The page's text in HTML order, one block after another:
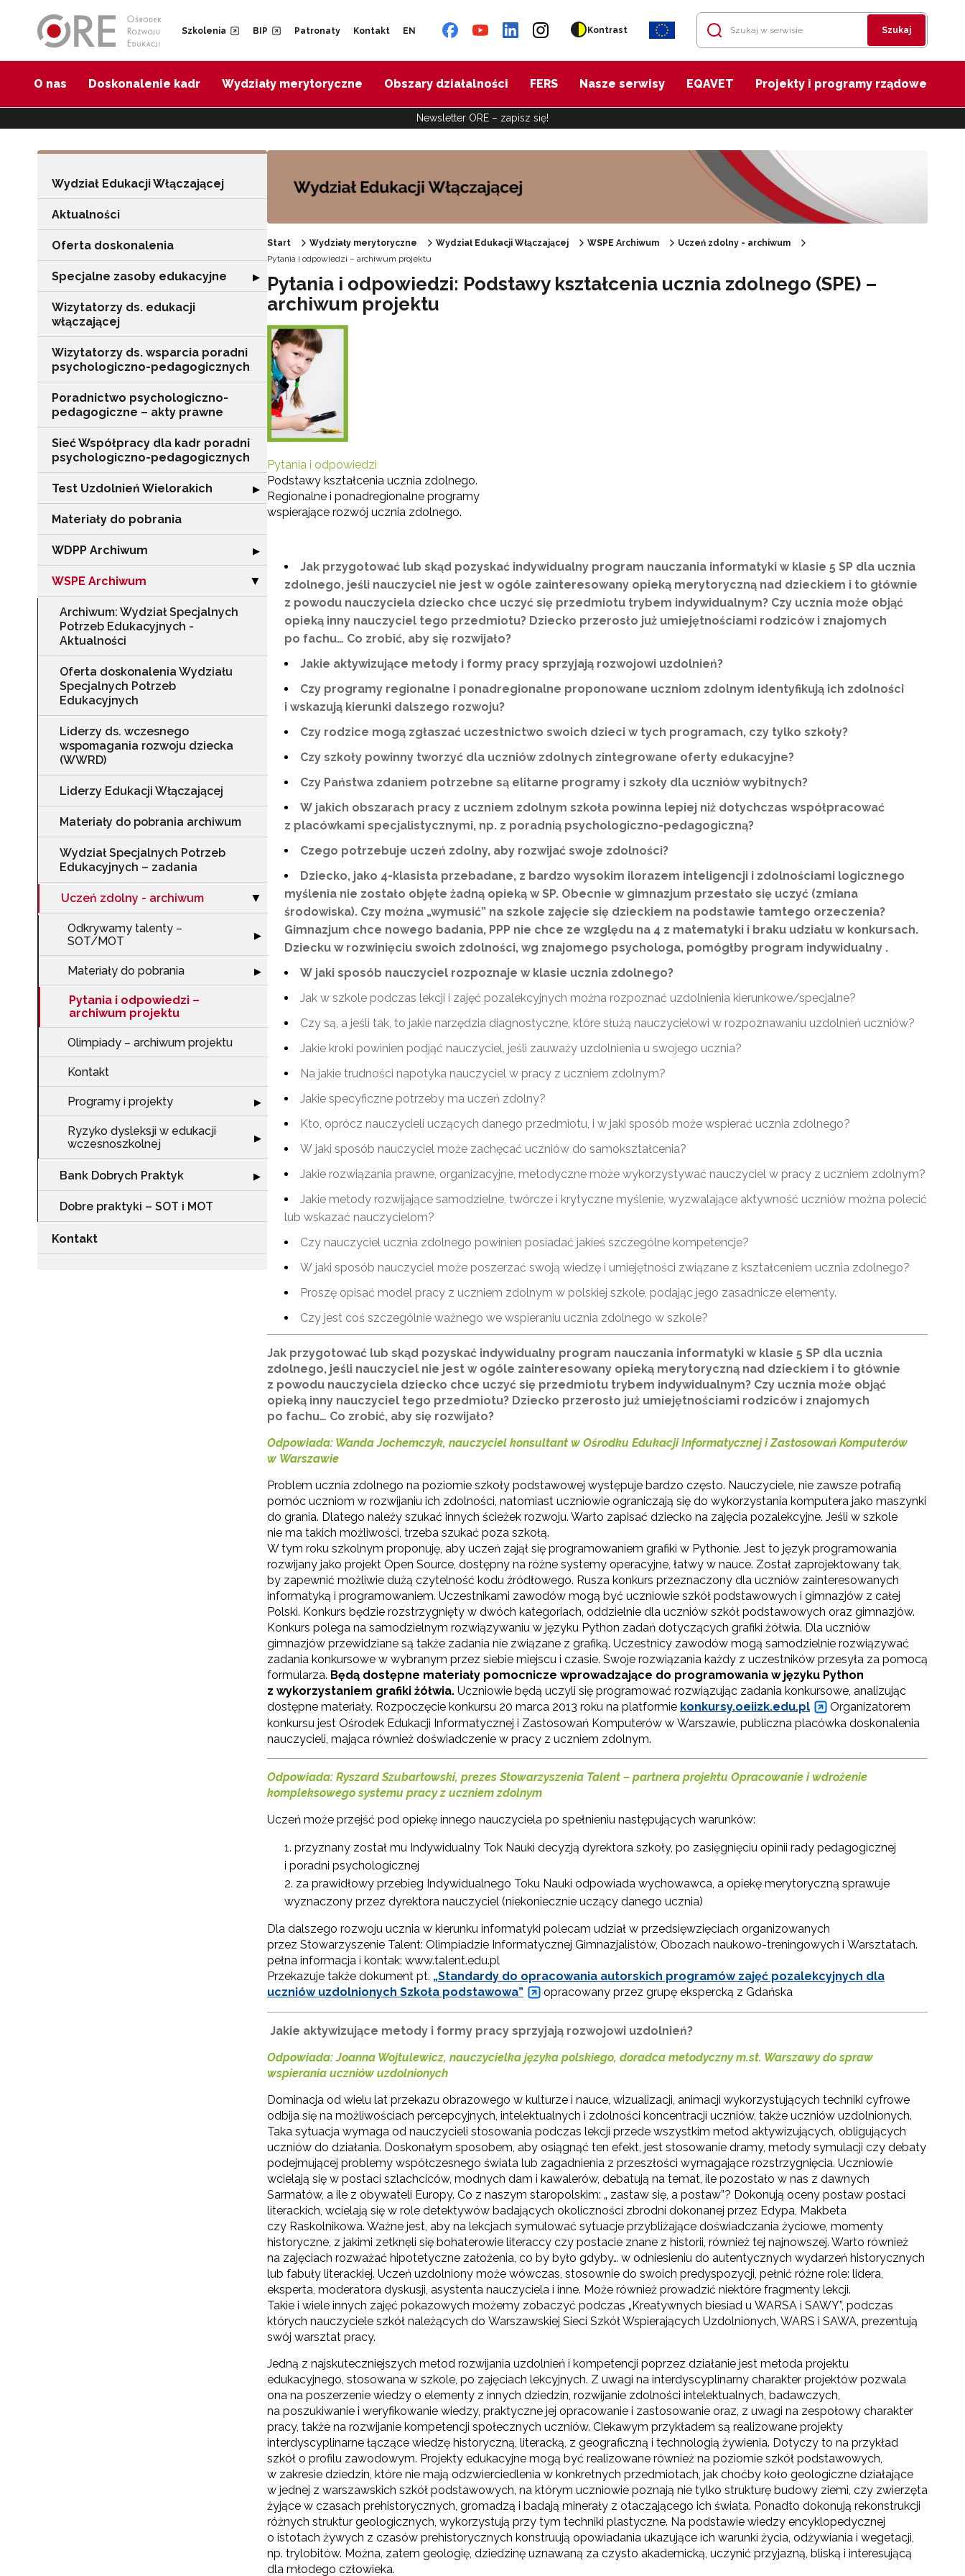
Szkolenia BIP Patronaty Kontakt EN Kontrast Szukaj
O nas Doskonalenie kadr Wydziały merytoryczne Obszary działalności FERS Nasze serwisy EQAVET Projekty i programy rządowe
Newsletter ORE – zapisz się!
Wydział Edukacji Włączającej
Aktualności
Oferta doskonalenia
Specjalne zasoby edukacyjne Rozwiń sekcję "Specjalne zasoby edukacyjne"
▶
Wizytatorzy ds. edukacji
włączającej
Wizytatorzy ds. wsparcia poradni
psychologiczno-pedagogicznych
Poradnictwo psychologiczno-
pedagogiczne – akty prawne
Sieć Współpracy dla kadr poradni
psychologiczno-pedagogicznych
Test Uzdolnień Wielorakich Rozwiń sekcję "Test Uzdolnień Wielorakich"
▶
Materiały do pobrania
WDPP Archiwum Rozwiń sekcję "WDPP Archiwum"
▶
WSPE Archiwum Zwiń sekcję "WSPE Archiwum"
▶
Archiwum: Wydział Specjalnych
Potrzeb Edukacyjnych -
Aktualności
Oferta doskonalenia Wydziału
Specjalnych Potrzeb
Edukacyjnych
Liderzy ds. wczesnego
wspomagania rozwoju dziecka
(WWRD)
Liderzy Edukacji Włączającej
Materiały do pobrania archiwum
Wydział Specjalnych Potrzeb
Edukacyjnych – zadania
Uczeń zdolny - archiwum Zwiń sekcję "Uczeń zdolny - archiwum"
▶
Odkrywamy talenty –
SOT/MOT
Rozwiń sekcję "Odkrywamy talenty – SOT/MOT"
▶
Materiały do pobrania Rozwiń sekcję "Materiały do pobrania"
▶
Pytania i odpowiedzi –
archiwum projektu
Olimpiady – archiwum projektu
Kontakt
Programy i projekty Rozwiń sekcję "Programy i projekty"
▶
Ryzyko dysleksji w edukacji
wczesnoszkolnej
Rozwiń sekcję "Ryzyko dysleksji w edukacji wczesnoszkolnej"
▶
Bank Dobrych Praktyk Rozwiń sekcję "Bank Dobrych Praktyk"
▶
Dobre praktyki – SOT i MOT
Kontakt
Start Wydziały merytoryczne Wydział Edukacji Włączającej WSPE Archiwum
Uczeń zdolny - archiwum
Pytania i odpowiedzi – archiwum projektu
Pytania i odpowiedzi: Podstawy kształcenia ucznia zdolnego (SPE) –
archiwum projektu
Pytania i odpowiedzi
Podstawy kształcenia ucznia zdolnego.
Regionalne i ponadregionalne programy
wspierające rozwój ucznia zdolnego.
Jak przygotować lub skąd pozyskać indywidualny program nauczania informatyki w klasie 5 SP dla ucznia
zdolnego, jeśli nauczyciel nie jest w ogóle zainteresowany opieką merytoryczną nad dzieckiem i to głównie
z powodu nauczyciela dziecko chce uczyć się przedmiotu trybem indywidualnym? Czy ucznia może objąć
opieką inny nauczyciel tego przedmiotu? Dziecko przerosło już umiejętnościami rodziców i znajomych
po fachu… Co zrobić, aby się rozwijało?
Jakie aktywizujące metody i formy pracy sprzyjają rozwojowi uzdolnień?
Czy programy regionalne i ponadregionalne proponowane uczniom zdolnym identyfikują ich zdolności
i wskazują kierunki dalszego rozwoju?
Czy rodzice mogą zgłaszać uczestnictwo swoich dzieci w tych programach, czy tylko szkoły?
Czy szkoły powinny tworzyć dla uczniów zdolnych zintegrowane oferty edukacyjne?
Czy Państwa zdaniem potrzebne są elitarne programy i szkoły dla uczniów wybitnych?
W jakich obszarach pracy z uczniem zdolnym szkoła powinna lepiej niż dotychczas współpracować
z placówkami specjalistycznymi, np. z poradnią psychologiczno-pedagogiczną?
Czego potrzebuje uczeń zdolny, aby rozwijać swoje zdolności?
Dziecko, jako 4-klasista przebadane, z bardzo wysokim ilorazem inteligencji i zdolnościami logicznego
myślenia nie zostało objęte żadną opieką w SP. Obecnie w gimnazjum przestało się uczyć (zmiana
środowiska). Czy można „wymusić” na szkole zajęcie się dzieckiem na podstawie tamtego orzeczenia?
Gimnazjum chce nowego badania, PPP nie chce ze względu na 4 z matematyki i braku udziału w konkursach.
Dziecku w rozwinięciu swoich zdolności, wg znajomego psychologa, pomógłby program indywidualny .
W jaki sposób nauczyciel rozpoznaje w klasie ucznia zdolnego?
Jak w szkole podczas lekcji i zajęć pozalekcyjnych można rozpoznać uzdolnienia kierunkowe/specjalne?
Czy są, a jeśli tak, to jakie narzędzia diagnostyczne, które służą nauczycielowi w rozpoznawaniu uzdolnień uczniów?
Jakie kroki powinien podjąć nauczyciel, jeśli zauważy uzdolnienia u swojego ucznia?
Na jakie trudności napotyka nauczyciel w pracy z uczniem zdolnym?
Jakie specyficzne potrzeby ma uczeń zdolny?
Kto, oprócz nauczycieli uczących danego przedmiotu, i w jaki sposób może wspierać ucznia zdolnego?
W jaki sposób nauczyciel może zachęcać uczniów do samokształcenia?
Jakie rozwiązania prawne, organizacyjne, metodyczne może wykorzystywać nauczyciel w pracy z uczniem zdolnym?
Jakie metody rozwijające samodzielne, twórcze i krytyczne myślenie, wyzwalające aktywność uczniów można polecić
lub wskazać nauczycielom?
Czy nauczyciel ucznia zdolnego powinien posiadać jakieś szczególne kompetencje?
W jaki sposób nauczyciel może poszerzać swoją wiedzę i umiejętności związane z kształceniem ucznia zdolnego?
Proszę opisać model pracy z uczniem zdolnym w polskiej szkole, podając jego zasadnicze elementy.
Czy jest coś szczególnie ważnego we wspieraniu ucznia zdolnego w szkole?
Jak przygotować lub skąd pozyskać indywidualny program nauczania informatyki w klasie 5 SP dla ucznia
zdolnego, jeśli nauczyciel nie jest w ogóle zainteresowany opieką merytoryczną nad dzieckiem i to głównie
z powodu nauczyciela dziecko chce uczyć się przedmiotu trybem indywidualnym? Czy ucznia może objąć
opieką inny nauczyciel tego przedmiotu? Dziecko przerosło już umiejętnościami rodziców i znajomych
po fachu… Co zrobić, aby się rozwijało?
Odpowiada: Wanda Jochemczyk, nauczyciel konsultant w Ośrodku Edukacji Informatycznej i Zastosowań Komputerów
w Warszawie
Problem ucznia zdolnego na poziomie szkoły podstawowej występuje bardzo często. Nauczyciele, nie zawsze potrafią
pomóc uczniom w rozwijaniu ich zdolności, natomiast uczniowie ograniczają się do wykorzystania komputera jako maszynki
do grania. Dlatego należy szukać innych ścieżek rozwoju. Warto zapisać dziecko na zajęcia pozalekcyjne. Jeśli w szkole
nie ma takich możliwości, trzeba szukać poza szkołą.
W tym roku szkolnym proponuję, aby uczeń zajął się programowaniem grafiki w Pythonie. Jest to język programowania
rozwijany jako projekt Open Source, dostępny na różne systemy operacyjne, łatwy w nauce. Został zaprojektowany tak,
by zapewnić możliwie dużą czytelność kodu źródłowego. Rusza konkurs przeznaczony dla uczniów zainteresowanych
informatyką i programowaniem. Uczestnikami zawodów mogą być uczniowie szkół podstawowych i gimnazjów z całej
Polski. Konkurs będzie rozstrzygnięty w dwóch kategoriach, oddzielnie dla uczniów szkół podstawowych oraz gimnazjów.
Konkurs polega na samodzielnym rozwiązywaniu w języku Python zadań dotyczących grafiki żółwia. Dla uczniów
gimnazjów przewidziane są także zadania nie związane z grafiką. Uczestnicy zawodów mogą samodzielnie rozwiązywać
zadania konkursowe w wybranym przez siebie miejscu i czasie. Swoje rozwiązania każdy z uczestników przesyła za pomocą
formularza. Będą dostępne materiały pomocnicze wprowadzające do programowania w języku Python
z wykorzystaniem grafiki żółwia. Uczniowie będą uczyli się programować rozwiązując zadania konkursowe, analizując
dostępne materiały. Rozpoczęcie konkursu 20 marca 2013 roku na platformie konkursy.oeiizk.edu.pl
Organizatorem
konkursu jest Ośrodek Edukacji Informatycznej i Zastosowań Komputerów w Warszawie, publiczna placówka doskonalenia
nauczycieli, mająca również doświadczenie w pracy z uczniem zdolnym.
Odpowiada: Ryszard Szubartowski, prezes Stowarzyszenia Talent – partnera projektu Opracowanie i wdrożenie
kompleksowego systemu pracy z uczniem zdolnym
Uczeń może przejść pod opiekę innego nauczyciela po spełnieniu następujących warunków:
przyznany został mu Indywidualny Tok Nauki decyzją dyrektora szkoły, po zasięgnięciu opinii rady pedagogicznej
i poradni psychologicznej
za prawidłowy przebieg Indywidualnego Toku Nauki odpowiada wychowawca, a opiekę merytoryczną sprawuje
wyznaczony przez dyrektora nauczyciel (niekoniecznie uczący danego ucznia)
Dla dalszego rozwoju ucznia w kierunku informatyki polecam udział w przedsięwzięciach organizowanych
przez Stowarzyszenie Talent: Olimpiadzie Informatycznej Gimnazjalistów, Obozach naukowo-treningowych i Warsztatach.
pełna informacja i kontak: www.talent.edu.pl
Przekazuje także dokument pt. „Standardy do opracowania autorskich programów zajęć pozalekcyjnych dla
uczniów uzdolnionych Szkoła podstawowa”
opracowany przez grupę ekspercką z Gdańska
Jakie aktywizujące metody i formy pracy sprzyjają rozwojowi uzdolnień?
Odpowiada: Joanna Wojtulewicz, nauczycielka języka polskiego, doradca metodyczny m.st. Warszawy do spraw
wspierania uczniów uzdolnionych
Dominacja od wielu lat przekazu obrazowego w kulturze i nauce, wizualizacji, animacji wykorzystujących techniki cyfrowe
odbija się na możliwościach percepcyjnych, intelektualnych i zdolności koncentracji uczniów, także uczniów uzdolnionych.
Taka sytuacja wymaga od nauczycieli stosowania podczas lekcji przede wszystkim metod aktywizujących, obligujących
uczniów do działania. Doskonałym sposobem, aby osiągnąć ten efekt, jest stosowanie dramy, metody symulacji czy debaty
podejmującej problemy współczesnego świata lub zagadnienia z przeszłości wymagające rozstrzygnięcia. Uczniowie
wcielają się w postaci szlachciców, modnych dam i kawalerów, debatują na temat, ile pozostało w nas z dawnych
Sarmatów, a ile z obywateli Europy. Co z naszym staropolskim: „ zastaw się, a postaw”? Dokonują oceny postaw postaci
literackich, wcielają się w role detektywów badających okoliczności zbrodni dokonanej przez Edypa, Makbeta
czy Raskolnikowa. Ważne jest, aby na lekcjach symulować sytuacje przybliżające doświadczania życiowe, momenty
historyczne, z jakimi zetknęli się bohaterowie literaccy czy postacie znane z historii, również tej najnowszej. Warto również
na zajęciach rozważać hipotetyczne założenia, co by było gdyby… w odniesieniu do autentycznych wydarzeń historycznych
lub fabuły literackiej. Uczeń uzdolniony może wówczas, stosownie do swoich predyspozycji, pełnić różne role: lidera,
eksperta, moderatora dyskusji, asystenta nauczyciela i inne. Może również prowadzić niektóre fragmenty lekcji.
Takie i wiele innych zajęć pokazowych możemy zobaczyć podczas „Kreatywnych biesiad u WARSA i SAWY”, podczas
których nauczyciele szkół należących do Warszawskiej Sieci Szkół Wspierających Uzdolnionych, WARS i SAWA, prezentują
swój warsztat pracy.
Jedną z najskuteczniejszych metod rozwijania uzdolnień i kompetencji poprzez działanie jest metoda projektu
edukacyjnego, stosowana w szkole, po zajęciach lekcyjnych. Z uwagi na interdyscyplinarny charakter projektów pozwala
ona na poszerzenie wiedzy o elementy z innych dziedzin, rozwijanie zdolności intelektualnych, badawczych,
na poszukiwanie i weryfikowanie wiedzy, praktyczne jej opracowanie i zastosowanie oraz, z uwagi na zespołowy charakter
pracy, także na rozwijanie kompetencji społecznych uczniów. Ciekawym przykładem są realizowane projekty
interdyscyplinarne łączące wiedzę historyczną, literacką, z geograficzną i technologią żywienia. Dotyczy to na przykład
szkół o profilu zawodowym. Projekty edukacyjne mogą być realizowane również na poziomie szkół podstawowych,
w zakresie dziedzin, które nie mają odzwierciedlenia w konkretnych przedmiotach, jak choćby koło geologiczne działające
w jednej z warszawskich szkół podstawowych, na którym uczniowie poznają nie tylko strukturę budowy ziemi, czy zwierzęta
żyjące w czasach prehistorycznych, gromadzą i badają minerały z otaczającego ich świata. Ponadto dokonują rekonstrukcji
różnych struktur geologicznych, wykorzystują przy tym techniki plastyczne. Na podstawie wiedzy encyklopedycznej
o istotach żywych z czasów prehistorycznych konstruują opowiadania ukazujące ich warunki życia, odżywiania i wegetacji,
np. trylobitów. Można, zatem geologię, dziedzinę uznawaną za czysto akademicką, uczynić przyjazną, bliską i interesującą
dla młodego człowieka.
Newsletter ORE
Zapisz się i bądź na bieżąco z najnowszymi informacjami
o szkoleniach i programach.
Adres e-mail:
Wyrażam zgodę na przetwarzanie moich danych osobowych przez ORE w
celach marketingowych.
Zapisuję się